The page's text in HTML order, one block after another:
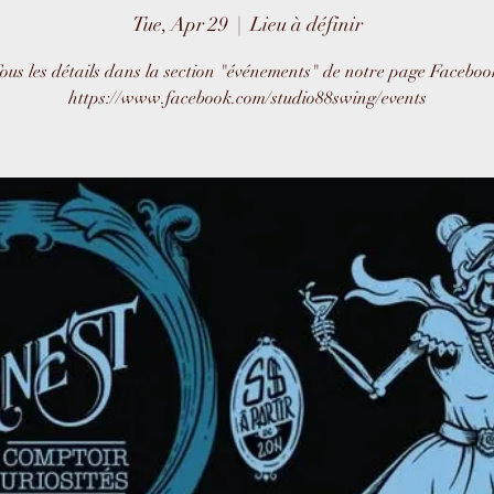
Tue, Apr 29
  |
Lieu à définir
les détails dans la section "événements" de notre page
https://www.facebook.com/studio88swing/events